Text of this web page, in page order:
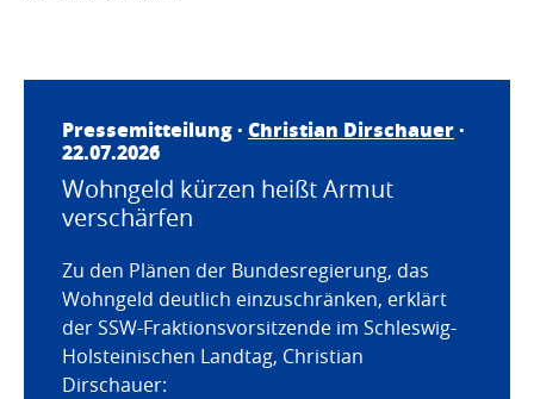
Pressemitteilung · Christian Dirschauer·
22.07.2026
Wohngeld kürzen heißt Armut
verschärfen
Zu den Plänen der Bundesregierung, das
Wohngeld deutlich einzuschränken, erklärt
der SSW-Fraktionsvorsitzende im Schleswig-
Holsteinischen Landtag, Christian
Dirschauer: